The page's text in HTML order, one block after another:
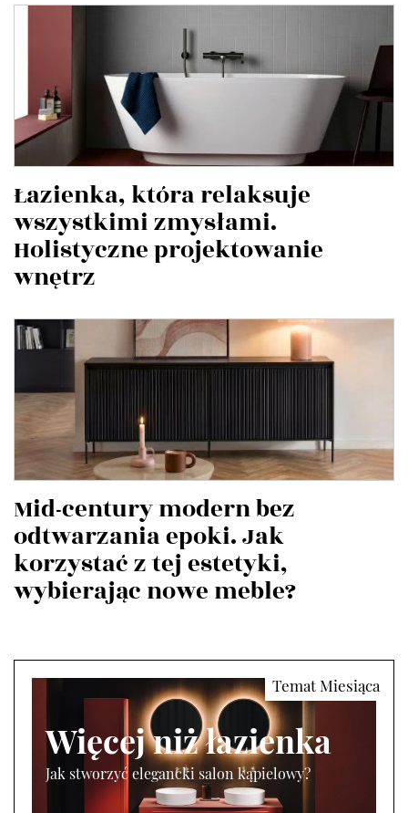
Łazienka, która relaksuje
wszystkimi zmysłami.
Holistyczne projektowanie
wnętrz
Mid-century modern bez
odtwarzania epoki. Jak
korzystać z tej estetyki,
wybierając nowe meble?
Więcej niż łazienka
Jak stworzyć elegancki salon kąpielowy?